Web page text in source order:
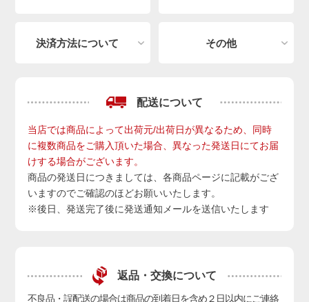
決済方法について その他
配送について
当店では商品によって出荷元/出荷日が異なるため、同時
に複数商品をご購入頂いた場合、異なった発送日にてお届
けする場合がございます。
商品の発送日につきましては、各商品ページに記載がござ
いますのでご確認のほどお願いいたします。
※後日、発送完了後に発送通知メールを送信いたします
返品・交換について
不良品・誤配送の場合は商品の到着日を含め２日以内にご連絡